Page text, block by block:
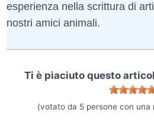
esperienza nella scrittura di
nostri amici animali.
Ti è piaciuto questo
(votato da 5 persone con una